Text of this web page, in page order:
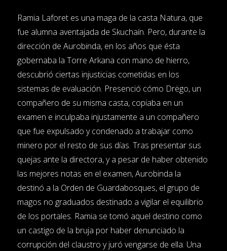
Ramia Laforet es una maga de la casta Natura, que
fue alumna aventajada de Skuchaín. Pero, durante la
dirección de Aurobinda, en los años que ésta
gobernaba la Torre Arkana con mano de hierro,
descubrió ciertas injusticias cometidas en los
sistemas de evaluación. Presenció cómo Drëgo, un
compañero de su misma casta, copiaba en un
examen e inculpaba injustamente a un compañero
que fue expulsado y condenado a trabajar como
minero por el resto de sus días. Tras presentar sus
quejas ante la directora, y a pesar de haber obtenido
las mejores notas en el examen, Aurobinda la
destinó a la Orden de Guardabosques, el grupo de
magos no graduados destinado a vigilar el equilibrio
de los portales. Ramia se tomó aquel destino como
un castigo de la bruja por haber denunciado la
corrupción del claustro y juró vengarse de ella. Una